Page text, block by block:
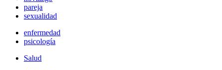
pareja
sexualidad
enfermedad
psicología
Salud